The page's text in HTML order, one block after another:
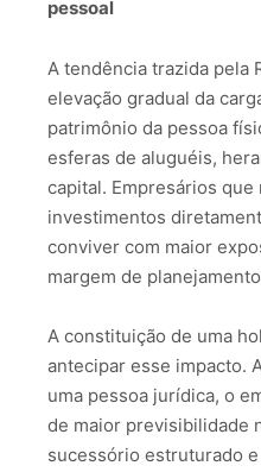
pessoal
A tendência trazida pela
elevação gradual da
patrimônio da pessoa
esferas de aluguéis,
capital. Empresários que
investimentos
conviver com maior
margem de
A constituição de uma
antecipar esse impacto.
uma pessoa jurídica, o
de maior previsibilidade
sucessório estruturado